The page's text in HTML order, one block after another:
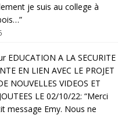
je suis au college à
”
EDUCATION A LA SECURITE
EN LIEN AVEC LE PROJET
NOUVELLES VIDEOS ET
LE 02/10/22: “Merci
message Emy. Nous ne